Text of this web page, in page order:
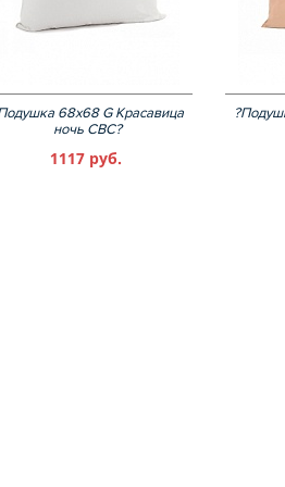
68х68 G Красавица
ночь СВС?
1117 руб.